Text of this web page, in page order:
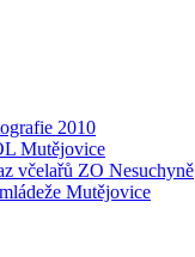
2010
Mutějovice
včelařů ZO Nesuchyně
Mutějovice